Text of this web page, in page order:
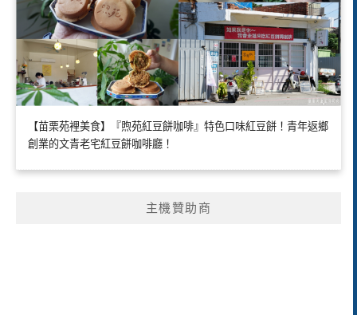
【苗栗苑裡美食】『煦苑紅豆餅咖啡』特色口味紅豆餅！青年返鄉
創業的文青老宅紅豆餅咖啡廳！
主機贊助商